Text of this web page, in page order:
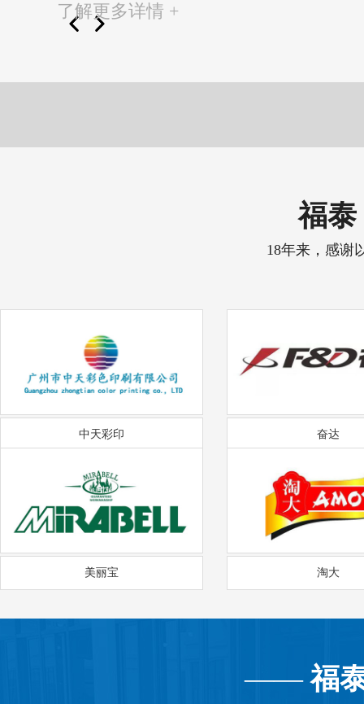
了解更多详情 +
福泰
18年来，感谢
中天彩印 奋达
美丽宝 淘大
——福